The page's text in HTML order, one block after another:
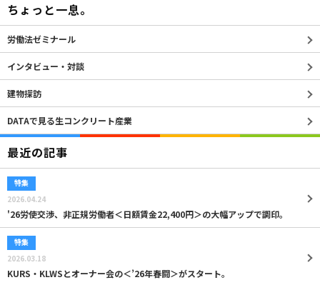
ちょっと一息。
労働法ゼミナール
インタビュー・対談
建物探訪
DATAで見る生コンクリート産業
最近の記事
特集
2026.04.24
'26労使交渉、非正規労働者＜日額賃金22,400円＞の大幅アップで調印。
特集
2026.03.18
KURS・KLWSとオーナー会の＜’26年春闘＞がスタート。